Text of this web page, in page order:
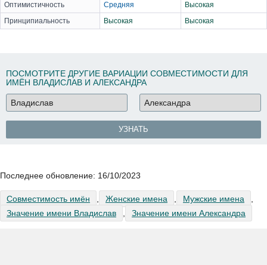
Оптимистичность
Средняя
Высокая
Принципиальность
Высокая Высокая
ПОСМОТРИТЕ ДРУГИЕ ВАРИАЦИИ СОВМЕСТИМОСТИ ДЛЯ
ИМЁН ВЛАДИСЛАВ И АЛЕКСАНДРА
УЗНАТЬ
Последнее обновление: 16/10/2023
Совместимость имён Женские имена Мужские имена
Значение имени Владислав
Значение имени Александра